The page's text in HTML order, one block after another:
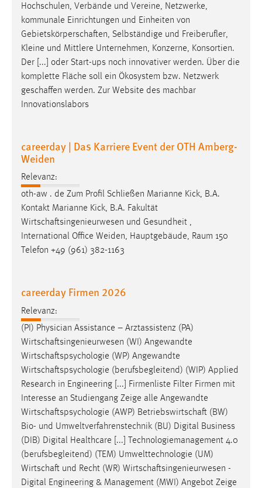
Hochschulen, Verbände und Vereine, Netzwerke,
kommunale Einrichtungen und Einheiten von
Gebietskörperschaften, Selbständige und Freiberufler,
Kleine und Mittlere Unternehmen, Konzerne, Konsortien.
Der [...] oder Start-ups noch innovativer werden. Über die
komplette Fläche soll ein Ökosystem bzw. Netzwerk
geschaffen werden. Zur Website des machbar
Innovationslabors
careerday | Das Karriere Event der OTH Amberg-
Weiden
Relevanz:
oth-aw . de Zum Profil Schließen Marianne Kick, B.A.
Kontakt Marianne Kick, B.A. Fakultät
Wirtschaftsingenieurwesen und Gesundheit ,
International Office Weiden, Hauptgebäude, Raum 150
Telefon +49 (961) 382-1163
careerday Firmen 2026
Relevanz:
(PI) Physician Assistance – Arztassistenz (PA)
Wirtschaftsingenieurwesen (WI) Angewandte
Wirtschaftspsychologie (WP) Angewandte
Wirtschaftspsychologie (berufsbegleitend) (WIP) Applied
Research in Engineering [...] Firmenliste Filter Firmen mit
Interesse an Studiengang Zeige alle Angewandte
Wirtschaftspsychologie (AWP) Betriebswirtschaft (BW)
Bio- und Umweltverfahrenstechnik (BU) Digital Business
(DIB) Digital Healthcare [...] Technologiemanagement 4.0
(berufsbegleitend) (TEM) Umwelttechnologie (UM)
Wirtschaft und Recht (WR) Wirtschaftsingenieurwesen -
Digital Engineering & Management (MWI) Angebot Zeige